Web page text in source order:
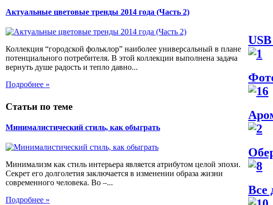
Актуальные цветовые тренды 2014 года (Часть 2)
Коллекция “городской фольклор” наиболее универсальный в плане
потенциального потребителя. В этой коллекции выполнена задача
вернуть душе радость и тепло давно...
Подробнее »
Статьи по теме
Минималистический стиль, как обыграть
Минимализм как стиль интерьера является атрибутом целой эпохи.
Секрет его долголетия заключается в изменении образа жизни
современного человека. Во –...
Подробнее »
Все